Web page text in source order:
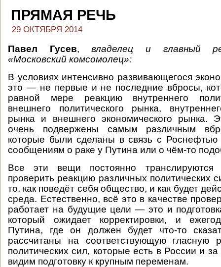
ПРЯМАЯ РЕЧЬ
29 ОКТЯБРЯ 2014
Павел Гусев,владелец и главный
«Московский комсомолец»:
В условиях интенсивно развивающегося
это — не первые и не последние вбросы,
равной мере реакцию внутреннего
внешнего политического рынка,
рынка и внешнего экономического рынка.
очень подвержены самым различным
которые были сделаны в связь с Роснефтью
сообщениям о раке у Путина или о чём-то
Все эти вещи постоянно
проверить реакцию различных политических
то, как поведёт себя общество, и как будет
среда. Естественно, всё это в качестве
работает на будущие цели — это и
который ожидает корректировки, и
Путина, где он должен будет что-то
рассчитаны на соответствующую гласную
политических сил, которые есть в России и
видим подготовку к крупным переменам.